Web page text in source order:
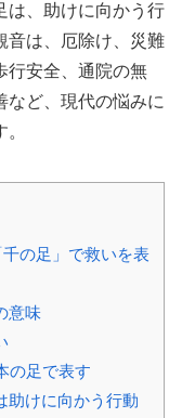
は、助けに向かう行
音は、厄除け、災難
行安全、通院の無
など、現代の悩みに
の足」で救いを表
意味
の足で表す
助けに向かう行動